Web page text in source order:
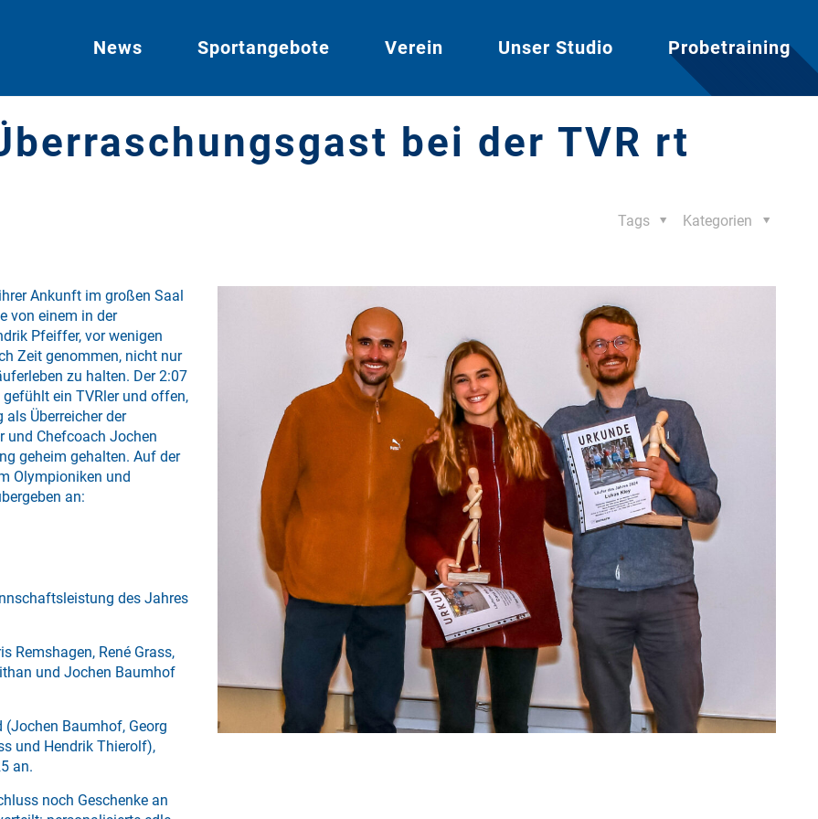
News Sportangebote Verein Unser Studio Probetraining
bei der TVR rt
Kategorien
Tags
Ankunft im großen Saal
von einem in der
Pfeiffer, vor wenigen
Zeit genommen, nicht nur
zu halten. Der 2:07
ein TVRler und offen,
Überreicher der
und Chefcoach Jochen
geheim gehalten. Auf der
Olympioniken und
an:
des Jahres
Remshagen, René Grass,
und Jochen Baumhof
(Jochen Baumhof, Georg
und Hendrik Thierolf),
an.
noch Geschenke an